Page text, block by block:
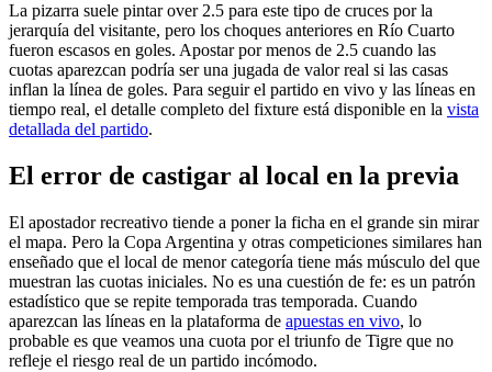
La pizarra suele pintar over 2.5 para este tipo de cruces por la
jerarquía del visitante, pero los choques anteriores en Río Cuarto
fueron escasos en goles. Apostar por menos de 2.5 cuando las
cuotas aparezcan podría ser una jugada de valor real si las casas
inflan la línea de goles. Para seguir el partido en vivo y las líneas en
tiempo real, el detalle completo del fixture está disponible en la vista
detallada del partido.
El error de castigar al local en la previa
El apostador recreativo tiende a poner la ficha en el grande sin mirar
el mapa. Pero la Copa Argentina y otras competiciones similares han
enseñado que el local de menor categoría tiene más músculo del que
muestran las cuotas iniciales. No es una cuestión de fe: es un patrón
estadístico que se repite temporada tras temporada. Cuando
aparezcan las líneas en la plataforma de apuestas en vivo, lo
probable es que veamos una cuota por el triunfo de Tigre que no
refleje el riesgo real de un partido incómodo.